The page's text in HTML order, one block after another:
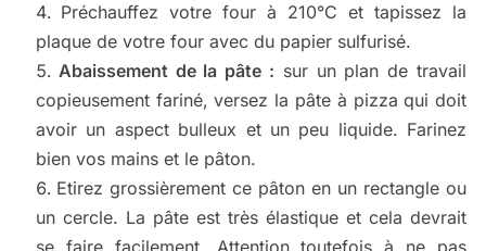
Préchauffez votre four à 210°C et tapissez la
plaque de votre four avec du papier sulfurisé.
Abaissement de la pâte : sur un plan de travail
copieusement fariné, versez la pâte à pizza qui doit
avoir un aspect bulleux et un peu liquide. Farinez
bien vos mains et le pâton.
Etirez grossièrement ce pâton en un rectangle ou
un cercle. La pâte est très élastique et cela devrait